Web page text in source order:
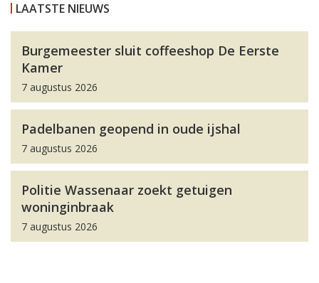
LAATSTE NIEUWS
Burgemeester sluit coffeeshop De Eerste
Kamer
7 augustus 2026
Padelbanen geopend in oude ijshal
7 augustus 2026
Politie Wassenaar zoekt getuigen
woninginbraak
7 augustus 2026